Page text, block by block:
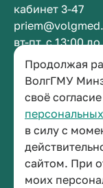
Продолжая
ВолгГМУ
своё
в силу с
сайтом. При
моих
кабинет 3-47
вт-пт, с 13:00
Приемная
+7 (8442) 38-50-
г. Волгоград,
кабинет 3-11
пн-пт, с 08.30